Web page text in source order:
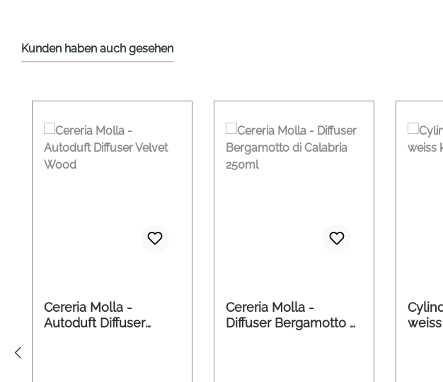
Kunden haben auch gesehen
Cereria Molla -
Autoduft Diffuser
Cereria Molla -
Diffuser Bergamotto di